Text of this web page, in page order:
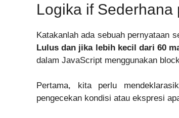
Logika if Sederhana
Katakanlah ada sebuah pernyataan
Lulus dan jika lebih kecil dari 60
dalam JavaScript menggunakan
Pertama, kita perlu
pengecekan kondisi atau ekspresi